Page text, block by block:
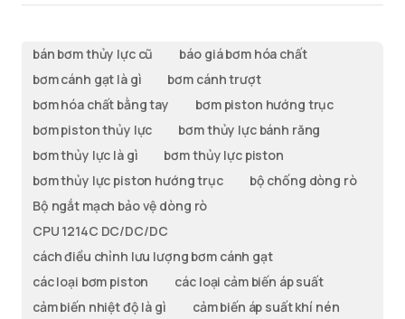
bán bơm thủy lực cũ
báo giá bơm hóa chất
bơm cánh gạt là gì
bơm cánh trượt
bơm hóa chất bằng tay
bơm piston hướng trục
bơm piston thủy lực
bơm thủy lực bánh răng
bơm thủy lực là gì
bơm thủy lực piston
bơm thủy lực piston hướng trục
bộ chống dòng rò
Bộ ngắt mạch bảo vệ dòng rò
CPU 1214C DC/DC/DC
cách điều chỉnh lưu lượng bơm cánh gạt
các loại bơm piston
các loại cảm biến áp suất
cảm biến nhiệt độ là gì
cảm biến áp suất khí nén